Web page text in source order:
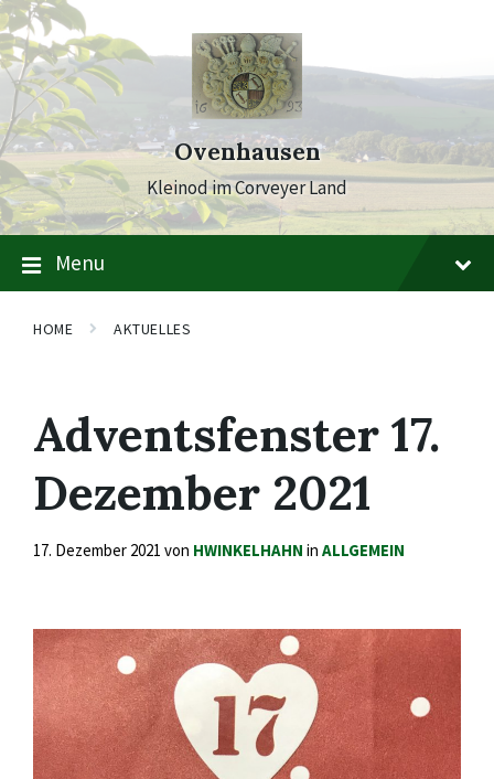
Skip
to
content
Skip
to
main
navigation
Skip
to
footer
Ovenhausen
Kleinod im Corveyer Land
Menu
HOME AKTUELLES
Adventsfenster 17.
Dezember 2021
17. Dezember 2021 von HWINKELHAHN in ALLGEMEIN